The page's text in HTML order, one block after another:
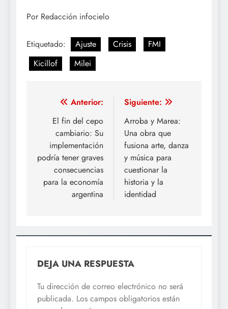
Por Redacción infocielo
Etiquetado: Ajuste Crisis
FMI
Kicillof
Milei
Navegación
entradas
Anterior:
El fin del cepo
cambiario: Su
implementación
podría tener graves
consecuencias
para la economía
argentina
Siguiente:
Arroba y Marea:
Una obra que
fusiona arte, danza
y música para
cuestionar la
historia y la
identidad
DEJA UNA RESPUESTA
Tu dirección de correo electrónico no será
publicada. Los campos obligatorios están